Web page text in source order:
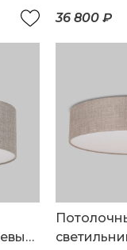
абажуром
36 800 ₽